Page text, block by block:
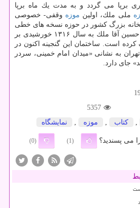
برپا می گردد و به مدت یك ماه برپا
ملی ملك، اولین موزه وقفی- خصوصی
بزرگ كشور در حوزه نسخه های خطی
به شمار می آید كه حاج حسین آقا ملك به سال ۱۳۱۶ خورشیدی بر
است. ساختمان این گنجینه اكنون در
به نشانی «میدان امام خمینی، سردر
جای دارد.
5357
كتاب موزه نمایشگاه
می پسندید؟ (1)
(0)